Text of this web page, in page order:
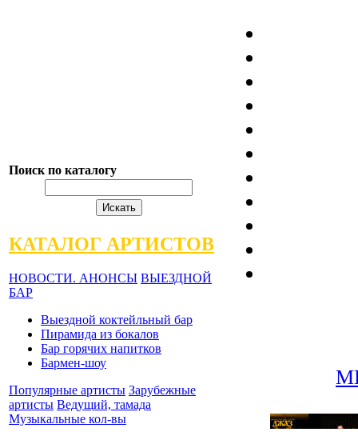
Поиск по каталогу
КАТАЛОГ АРТИСТОВ
НОВОСТИ. АНОНСЫ ВЫЕЗДНОЙ
БАР
Выездной коктейльный бар
Пирамида из бокалов
Бар горячих напитков
Бармен-шоу
Популярные артисты Зарубежные
артисты Ведущий, тамада
Музыкальные кол-вы